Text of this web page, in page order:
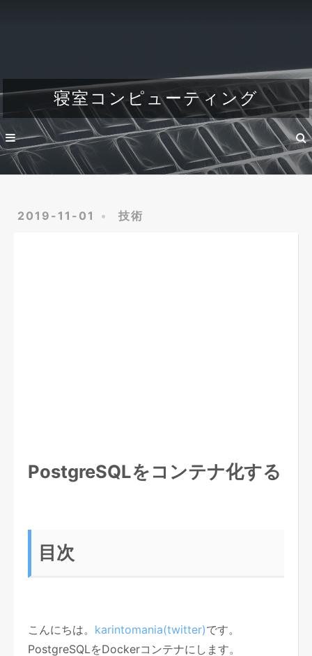
寝室コンピューティング
2019-11-01 技術
PostgreSQLをコンテナ化する
目次
こんにちは。 karintomania(twitter)です。
PostgreSQLをDockerコンテナにします。
Dev
Engineer's life